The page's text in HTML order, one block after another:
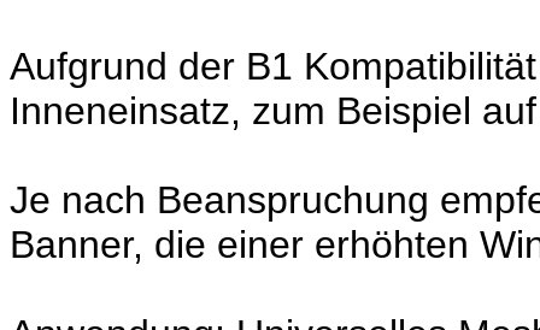
Aufgrund der B1
Inneneinsatz, zum Beispiel
Je nach Beanspruchung
Banner, die einer erhöhten